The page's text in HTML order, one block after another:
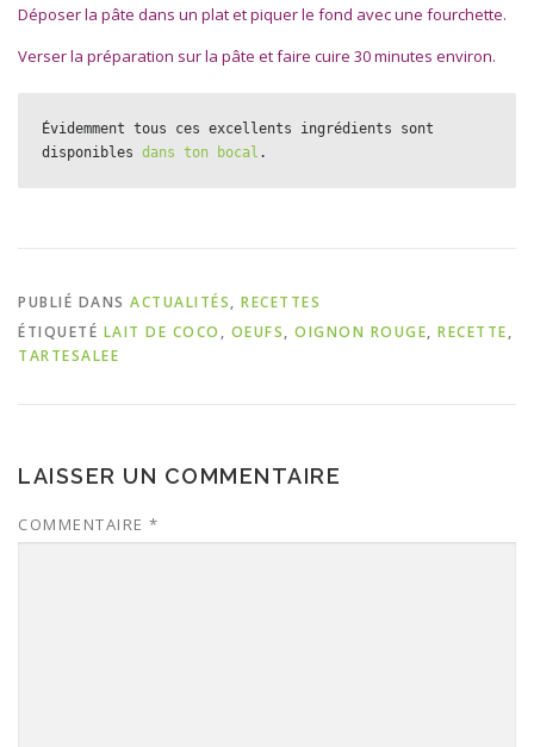
Déposer la pâte dans un plat et piquer le fond avec une fourchette.
Verser la préparation sur la pâte et faire cuire 30 minutes environ.
Évidemment tous ces excellents ingrédients sont
disponibles dans ton bocal .
PUBLIÉ DANS ACTUALITÉS, RECETTES
ÉTIQUETÉ LAIT DE COCO , OEUFS, OIGNON ROUGE, RECETTE,
TARTESALEE
LAISSER UN COMMENTAIRE
COMMENTAIRE *